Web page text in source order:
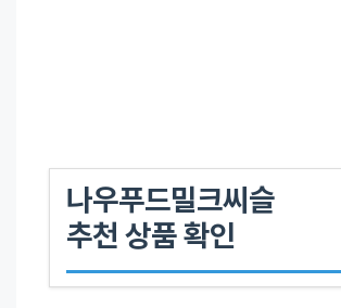
나우푸드밀크씨슬
추천 상품 확인